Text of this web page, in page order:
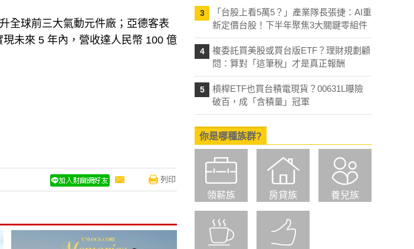
全球前三大氣動元件廠；亞德客表
未來 5 年內，營收達人民幣 100 億
列印
3
「台股上看5萬5？」產業隊長張捷：AI重
新定價台股！下半年聚焦3大關鍵零組件
4
複委託買美股或買台版ETF？理財規劃顧
問：算對「這筆稅」才是真正報酬
5
槓桿ETF也買台積電現貨？00631L曝險
破百，成「含積量」冠軍
你是哪種族群?
領薪族 房貸族 養兒族